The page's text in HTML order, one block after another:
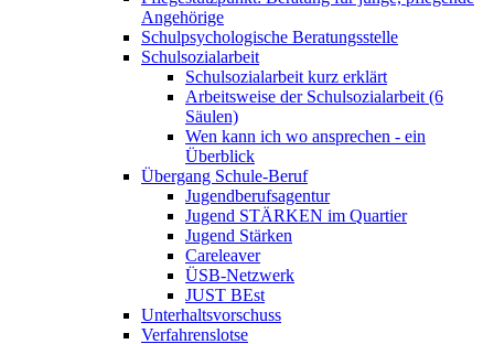
Angehörige
Schulpsychologische Beratungsstelle
Schulsozialarbeit
Schulsozialarbeit kurz erklärt
Arbeitsweise der Schulsozialarbeit (6
Säulen)
Wen kann ich wo ansprechen - ein
Überblick
Übergang Schule-Beruf
Jugendberufsagentur
Jugend STÄRKEN im Quartier
Jugend Stärken
Careleaver
ÜSB-Netzwerk
JUST BEst
Unterhaltsvorschuss
Verfahrenslotse